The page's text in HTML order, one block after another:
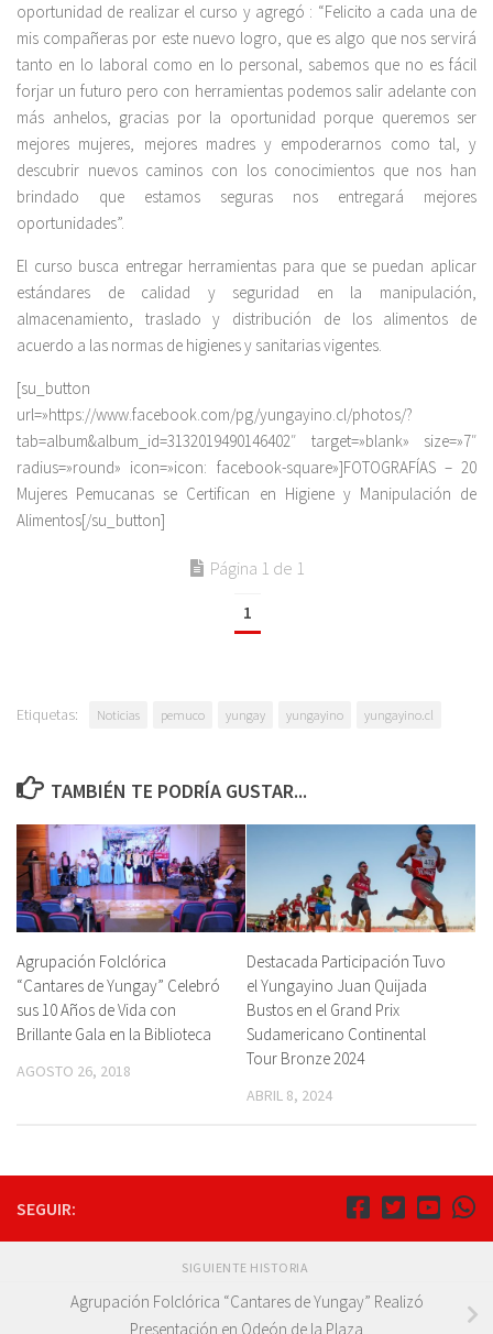
oportunidad de realizar el curso y agregó : “Felicito a cada una de
mis compañeras por este nuevo logro, que es algo que nos servirá
tanto en lo laboral como en lo personal, sabemos que no es fácil
forjar un futuro pero con herramientas podemos salir adelante con
más anhelos, gracias por la oportunidad porque queremos ser
mejores mujeres, mejores madres y empoderarnos como tal, y
descubrir nuevos caminos con los conocimientos que nos han
brindado que estamos seguras nos entregará mejores
oportunidades”.
El curso busca entregar herramientas para que se puedan aplicar
estándares de calidad y seguridad en la manipulación,
almacenamiento, traslado y distribución de los alimentos de
acuerdo a las normas de higienes y sanitarias vigentes.
[su_button
url=»https://www.facebook.com/pg/yungayino.cl/photos/?
tab=album&album_id=3132019490146402″ target=»blank» size=»7″
radius=»round» icon=»icon: facebook-square»]FOTOGRAFÍAS – 20
Mujeres Pemucanas se Certifican en Higiene y Manipulación de
Alimentos[/su_button]
Página 1 de 1
1
Etiquetas: Noticias pemuco yungay yungayino yungayino.cl
TAMBIÉN TE PODRÍA GUSTAR...
Agrupación Folclórica
“Cantares de Yungay” Celebró
sus 10 Años de Vida con
Brillante Gala en la Biblioteca
AGOSTO 26, 2018
Destacada Participación Tuvo
el Yungayino Juan Quijada
Bustos en el Grand Prix
Sudamericano Continental
Tour Bronze 2024
ABRIL 8, 2024
SEGUIR:
SIGUIENTE HISTORIA
Agrupación Folclórica “Cantares de Yungay” Realizó
Presentación en Odeón de la Plaza